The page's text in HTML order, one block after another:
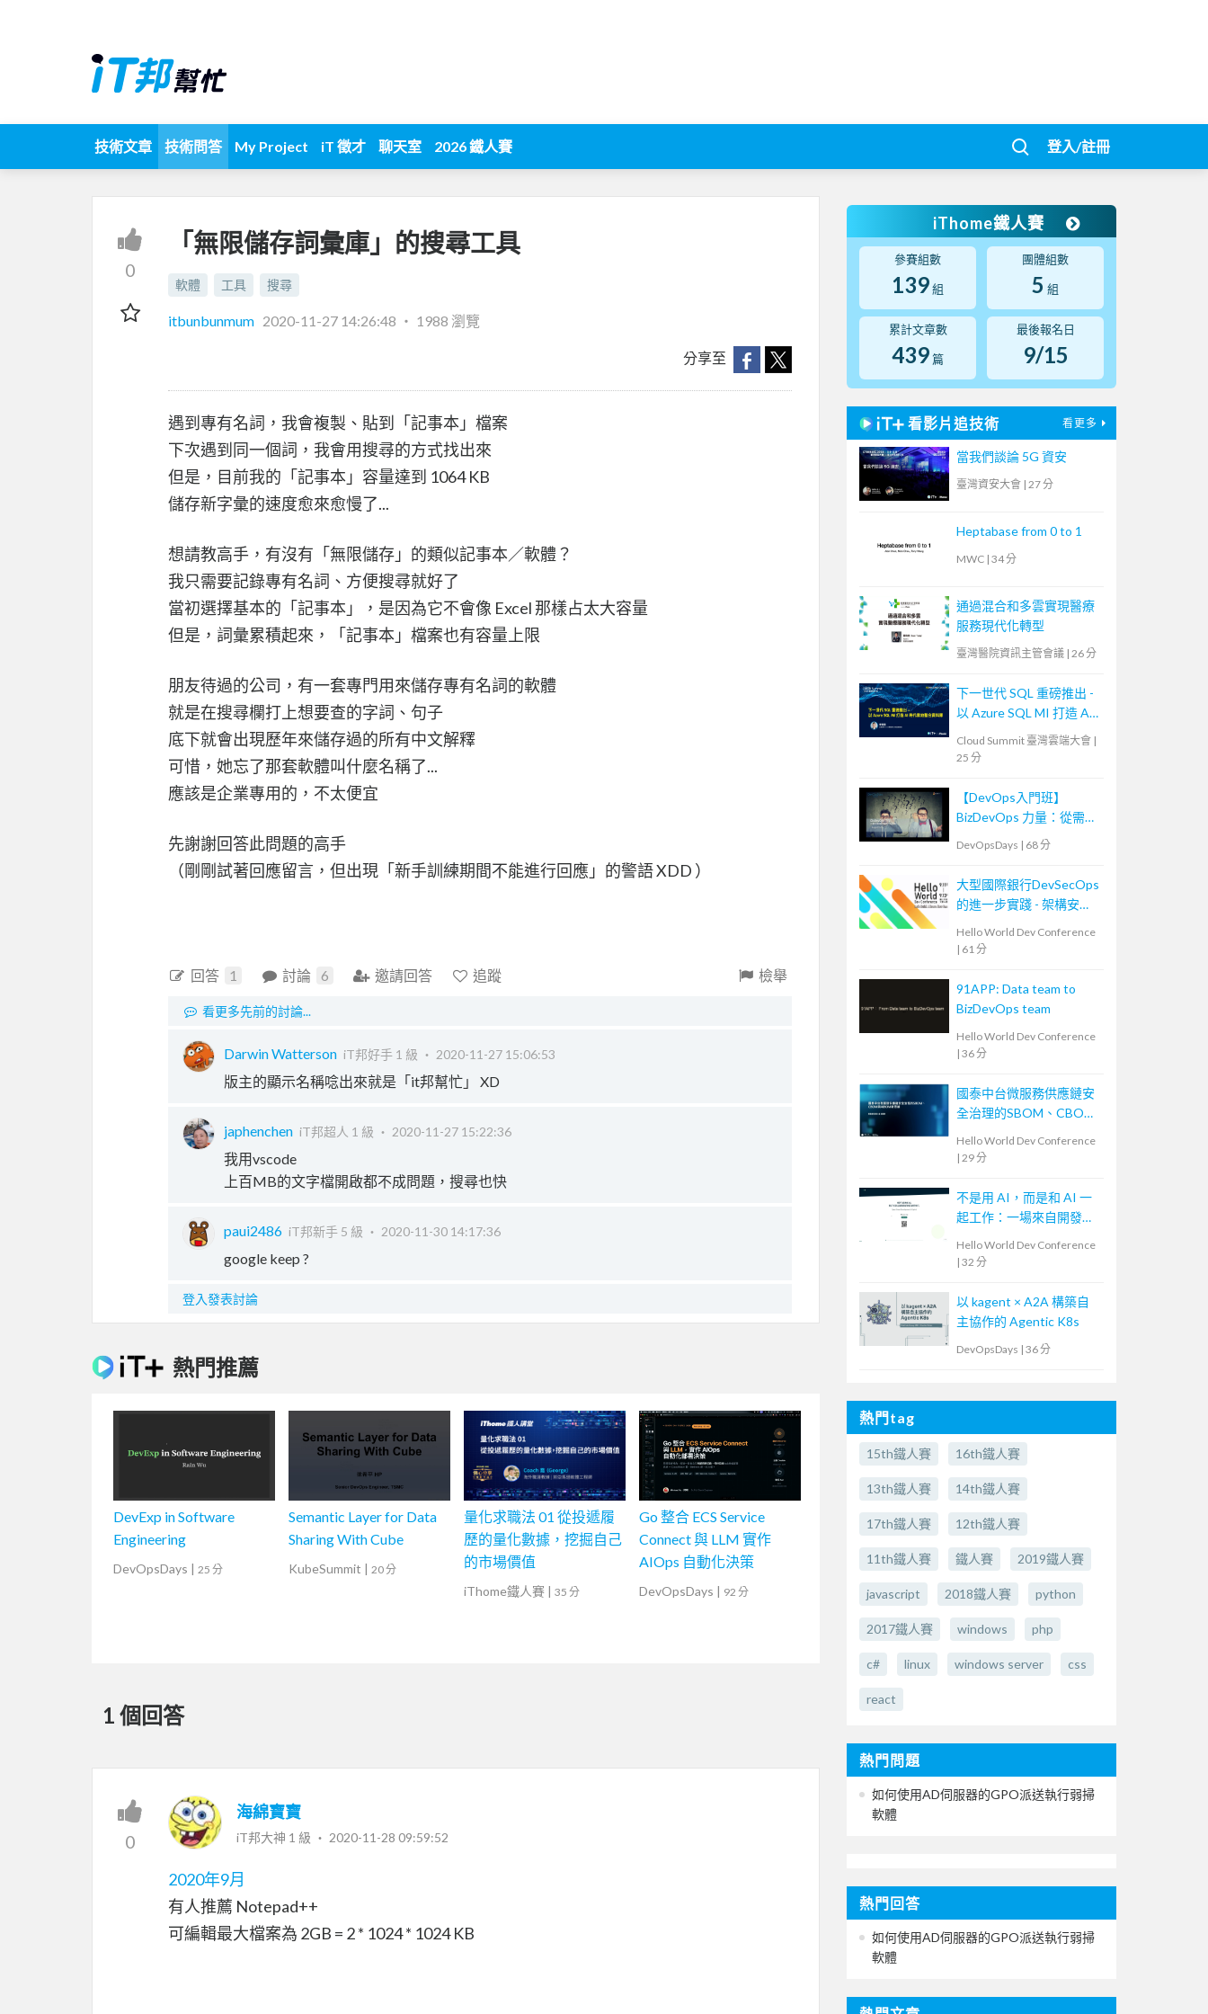
技術文章 技術問答 My Project iT 徵才 聊天室 2026 鐵人賽 登入/註冊
0
「無限儲存詞彙庫」的搜尋工具
軟體 工具 搜尋
itbunbunmum 2020-11-27 14:26:48 ‧ 1988 瀏覽
分享至
遇到專有名詞，我會複製、貼到「記事本」檔案
下次遇到同一個詞，我會用搜尋的方式找出來
但是，目前我的「記事本」容量達到 1064 KB
儲存新字彙的速度愈來愈慢了...
想請教高手，有沒有「無限儲存」的類似記事本／軟體？
我只需要記錄專有名詞、方便搜尋就好了
當初選擇基本的「記事本」，是因為它不會像 Excel 那樣占太大容量
但是，詞彙累積起來，「記事本」檔案也有容量上限
朋友待過的公司，有一套專門用來儲存專有名詞的軟體
就是在搜尋欄打上想要查的字詞、句子
底下就會出現歷年來儲存過的所有中文解釋
可惜，她忘了那套軟體叫什麼名稱了...
應該是企業專用的，不太便宜
先謝謝回答此問題的高手
（剛剛試著回應留言，但出現「新手訓練期間不能進行回應」的警語 XDD ）
回答 1 討論 6 邀請回答 追蹤 檢舉
看更多先前的討論...
Darwin Watterson iT邦好手 1 級 ‧ 2020-11-27 15:06:53
版主的顯示名稱唸出來就是「it邦幫忙」 XD
japhenchen iT邦超人 1 級 ‧ 2020-11-27 15:22:36
我用vscode
上百MB的文字檔開啟都不成問題，搜尋也快
paui2486 iT邦新手 5 級 ‧ 2020-11-30 14:17:36
google keep ?
登入發表討論
熱門推薦
DevExp in Software
Engineering
DevOpsDays | 25 分
Semantic Layer for Data
Sharing With Cube
KubeSummit | 20 分
量化求職法 01 從投遞履
歷的量化數據，挖掘自己
的市場價值
iThome鐵人賽 | 35 分
Go 整合 ECS Service
Connect 與 LLM 實作
AIOps 自動化決策
DevOpsDays | 92 分
1 個回答
0
海綿寶寶
iT邦大神 1 級 ‧ 2020-11-28 09:59:52
2020年9月
有人推薦 Notepad++
可編輯最大檔案為 2GB = 2 * 1024 * 1024 KB
iThome鐵人賽
參賽組數
139組
團體組數
5 組
累計文章數
439 篇
最後報名日
9/15
看影片追技術 看更多
當我們談論 5G 資安
臺灣資安大會 | 27 分
Heptabase from 0 to 1
MWC | 34 分
通過混合和多雲實現醫療
服務現代化轉型
臺灣醫院資訊主管會議 | 26 分
下一世代 SQL 重磅推出 -
以 Azure SQL MI 打造 AI
時代雲地整合資料庫
Cloud Summit 臺灣雲端大會 |
25 分
【DevOps入門班】
BizDevOps 力量：從需求
轉換到團隊內外溝通
DevOpsDays | 68 分
大型國際銀行DevSecOps
的進一步實踐 - 架構安全
Hello World Dev Conference
| 61 分
91APP: Data team to
BizDevOps team
Hello World Dev Conference
| 36 分
國泰中台微服務供應鏈安
全治理的SBOM、CBOM
Hello World Dev Conference
| 29 分
不是用 AI，而是和 AI 一
起工作：一場來自開發現
Hello World Dev Conference
| 32 分
以 kagent × A2A 構築自
主協作的 Agentic K8s
DevOpsDays | 36 分
熱門tag
15th鐵人賽 16th鐵人賽
13th鐵人賽 14th鐵人賽
17th鐵人賽 12th鐵人賽
11th鐵人賽 鐵人賽 2019鐵人賽
javascript 2018鐵人賽 python
2017鐵人賽 windows php
c# linux windows server css
react
熱門問題
如何使用AD伺服器的GPO派送執行弱掃
軟體
熱門回答
如何使用AD伺服器的GPO派送執行弱掃
軟體